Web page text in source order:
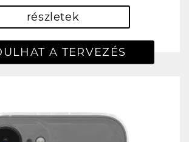
részletek
A TERVEZÉS